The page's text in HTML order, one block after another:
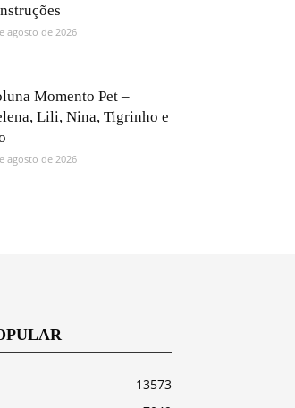
agosto de 2026
Momento Pet –
Lili, Nina, Tigrinho e
agosto de 2026
13573